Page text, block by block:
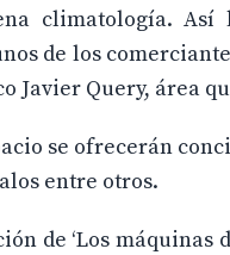
climatología. Así
de los
Javier Query, área
se ofrecerán
entre otros.
de ‘Los máquinas